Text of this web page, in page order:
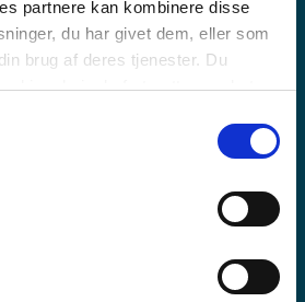
partnere kan kombinere disse
du har givet dem, eller som
brug af deres tjenester. Du
hvis du fortsætter med at